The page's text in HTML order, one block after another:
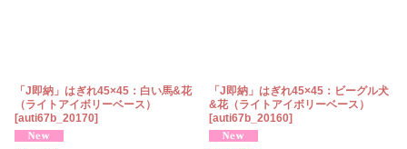
「J即納」はぎれ45×45：白い馬&花
（ライトアイボリーベース）
[auti67b_20170]
「J即納」はぎれ45×45：ビーグル犬
&花（ライトアイボリーベース）
[auti67b_20160]